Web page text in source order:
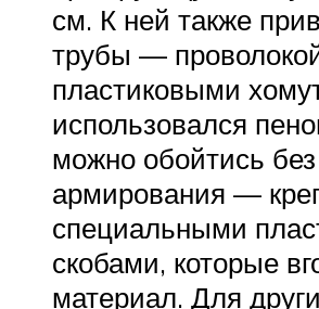
см. К ней также
трубы —
пластиковыми
использовался
можно обойтись без
армирования —
специальными
скобами, которые
материал. Для